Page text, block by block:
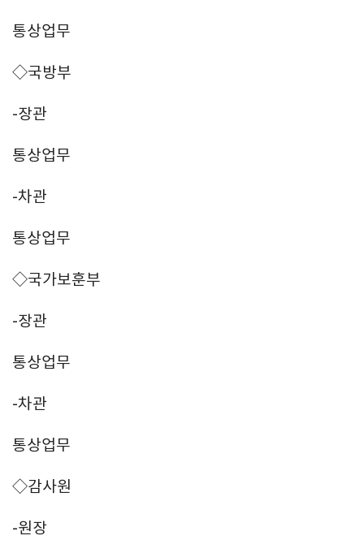
통상업무
◇국방부
-장관
통상업무
-차관
통상업무
◇국가보훈부
-장관
통상업무
-차관
통상업무
◇감사원
-원장